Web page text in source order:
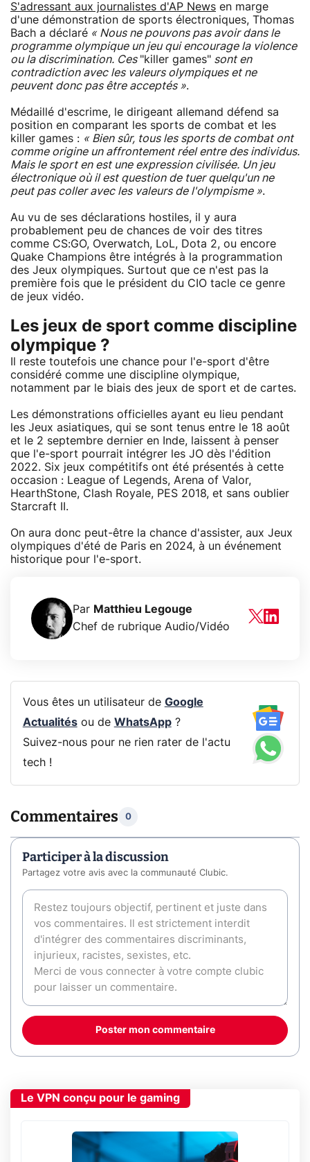
S'adressant aux journalistes d'AP News en marge
d'une démonstration de sports électroniques, Thomas
Bach a déclaré « Nous ne pouvons pas avoir dans le
programme olympique un jeu qui encourage la violence
ou la discrimination. Ces "killer games" sont en
contradiction avec les valeurs olympiques et ne
peuvent donc pas être acceptés ».
Médaillé d'escrime, le dirigeant allemand défend sa
position en comparant les sports de combat et les
killer games : « Bien sûr, tous les sports de combat ont
comme origine un affrontement réel entre des individus.
Mais le sport en est une expression civilisée. Un jeu
électronique où il est question de tuer quelqu'un ne
peut pas coller avec les valeurs de l'olympisme ».
Au vu de ses déclarations hostiles, il y aura
probablement peu de chances de voir des titres
comme CS:GO, Overwatch, LoL, Dota 2, ou encore
Quake Champions être intégrés à la programmation
des Jeux olympiques. Surtout que ce n'est pas la
première fois que le président du CIO tacle ce genre
de jeux vidéo.
Les jeux de sport comme discipline
olympique ?
Il reste toutefois une chance pour l'e-sport d'être
considéré comme une discipline olympique,
notamment par le biais des jeux de sport et de cartes.
Les démonstrations officielles ayant eu lieu pendant
les Jeux asiatiques, qui se sont tenus entre le 18 août
et le 2 septembre dernier en Inde, laissent à penser
que l'e-sport pourrait intégrer les JO dès l'édition
2022. Six jeux compétitifs ont été présentés à cette
occasion : League of Legends, Arena of Valor,
HearthStone, Clash Royale, PES 2018, et sans oublier
Starcraft II.
On aura donc peut-être la chance d'assister, aux Jeux
olympiques d'été de Paris en 2024, à un événement
historique pour l'e-sport.
Par Matthieu Legouge
Chef de rubrique Audio/Vidéo
Vous êtes un utilisateur de Google
Actualitésou de WhatsApp?
Suivez-nous pour ne rien rater de l'actu
tech !
Commentaires 0
Participer à la discussion
Partagez votre avis avec la communauté Clubic.
Poster mon commentaire
Le VPN conçu pour le gaming